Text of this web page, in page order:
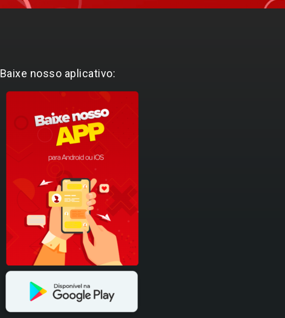
Baixe nosso aplicativo: